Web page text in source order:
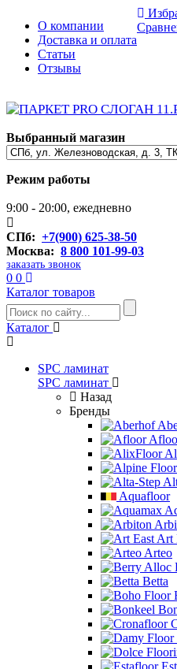
О компании
Доставка и оплата
Статьи
Отзывы
Выбранный магазин
Режим работы
9:00 - 20:00, ежедневно
СПб: +7(900) 625-38-50
Москва: 8 800 101-99-03
заказать звонок
0 0
Каталог товаров
Каталог
SPC ламинат
SPC ламинат
Назад
Бренды
Aquafloor
Art
Arteo
Betta